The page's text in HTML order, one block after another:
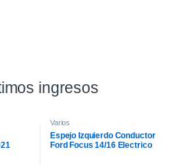
ingresos
Varios
Espejo Izquierdo Conductor
Ford Focus 14/16 Electrico